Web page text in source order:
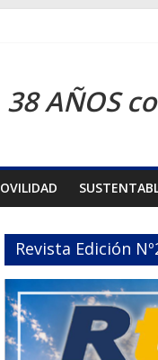
38 AÑOS
Revista Edición